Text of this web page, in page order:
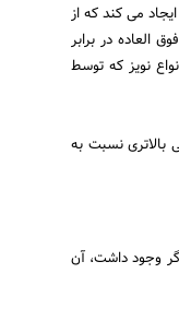
داخل اتاق ایجاد می کند که از
العاده در برابر
نویز که توسط
نسبت به
وجود داشت، آن